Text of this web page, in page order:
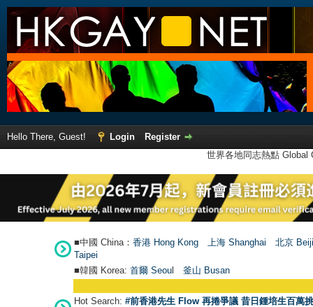
Hello There, Guest! Login
Register
世界各地同志熱點
■中國 China： 香港 Hong Kong 上海 Shanghai
北京
Taipei
■韓國 Korea: 首爾 Seoul 釜山 Busan
Hot Search: #前香港先生 Flow 再捲爭議 昔日鍾培生百萬